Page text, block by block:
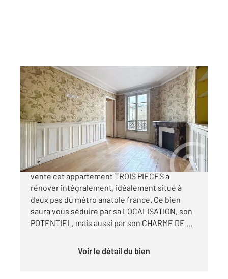
LEVALLOIS PERRET 92
41,25 m2, 3 pièces
Ref : 2923
Appartement F3 à vendre
350 000 €
Century21 Anatole France vous propose à la
vente cet appartement TROIS PIECES à
rénover intégralement, idéalement situé à
deux pas du métro anatole france. Ce bien
saura vous séduire par sa LOCALISATION, son
POTENTIEL, mais aussi par son CHARME DE ...
Voir le détail du bien